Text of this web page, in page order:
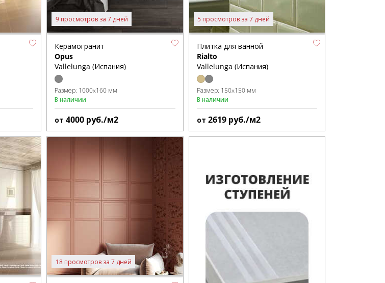
9 просмотров за 7 дней
Керамогранит
Opus
Vallelunga (Испания)
Размер: 1000x160 мм
В наличии
от4000 руб./м2
5 просмотров за 7 дней
Плитка для ванной
Rialto
Vallelunga (Испания)
Размер: 150x150 мм
В наличии
от 2619 руб./м2
18 просмотров за 7 дней